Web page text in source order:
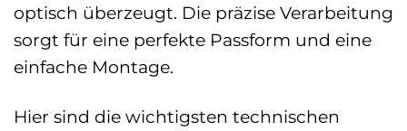
optisch überzeugt. Die präzise Verarbeitung
sorgt für eine perfekte Passform und eine
einfache Montage.
Hier sind die wichtigsten technischen